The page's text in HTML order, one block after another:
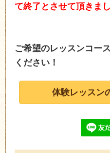
て終了とさせて頂きまし
ご希望のレッスンコー
ください！
体験レッスン